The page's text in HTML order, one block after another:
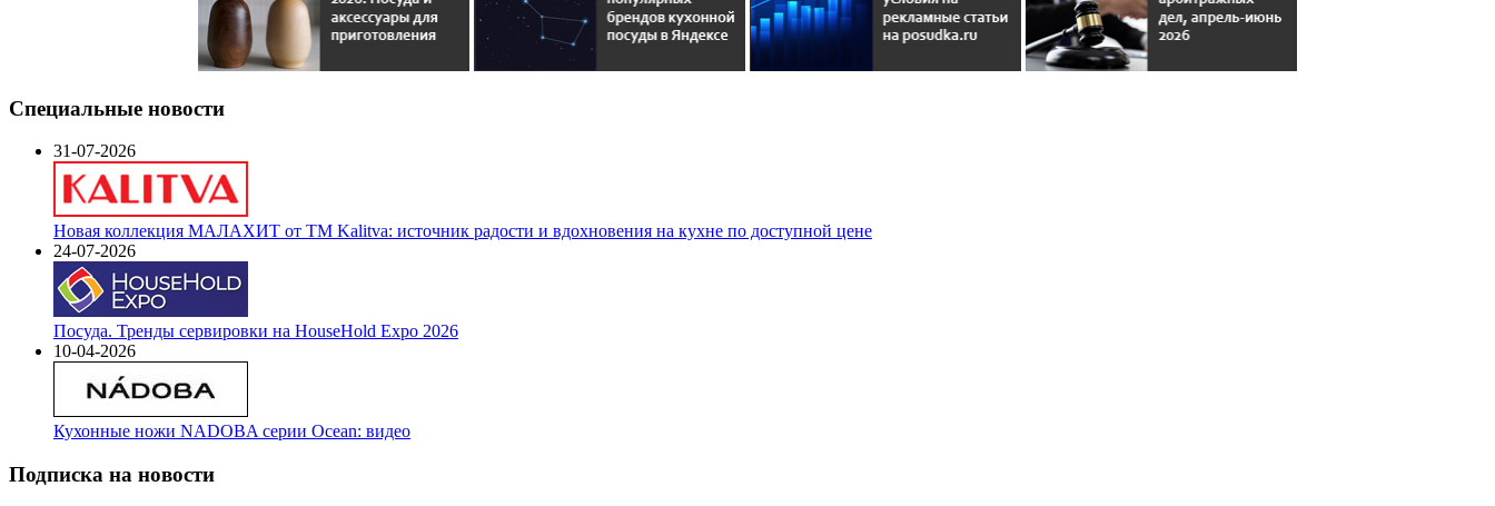
Специальные новости
31-07-2026
Новая коллекция МАЛАХИТ от ТМ Kalitva: источник радости и вдохновения на кухне по доступной цене
24-07-2026
Посуда. Тренды сервировки на HouseHold Expo 2026
10-04-2026
Кухонные ножи NADOBA серии Ocean: видео
Подписка на новости